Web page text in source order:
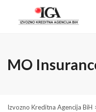
MO
Izvozno Kreditna Agencija BiH